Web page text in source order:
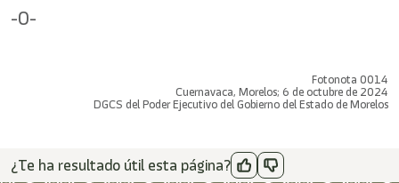
-0-
Fotonota 0014
Cuernavaca, Morelos; 6 de octubre de 2024
DGCS del Poder Ejecutivo del Gobierno del Estado de Morelos
¿Te ha resultado útil esta página?